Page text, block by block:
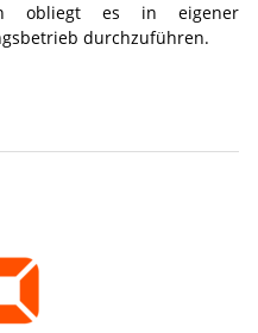
obliegt es in eigener
durchzuführen.